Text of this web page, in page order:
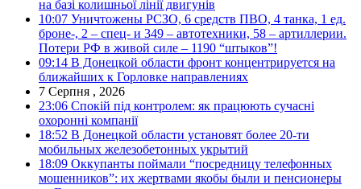
на базі колишньої лінії двигунів
10:07 Уничтожены РСЗО, 6 средств ПВО, 4 танка, 1 ед.
броне-, 2 – спец- и 349 – автотехники, 58 – артиллерии.
Потери РФ в живой силе – 1190 “штыков”!
09:14 В Донецкой области фронт концентрируется на
ближайших к Горловке направлениях
7 Серпня , 2026
23:06 Спокій під контролем: як працюють сучасні
охоронні компанії
18:52 В Донецкой области установят более 20-ти
мобильных железобетонных укрытий
18:09 Оккупанты поймали “посредницу телефонных
мошенников”: их жертвами якобы были и пенсионеры